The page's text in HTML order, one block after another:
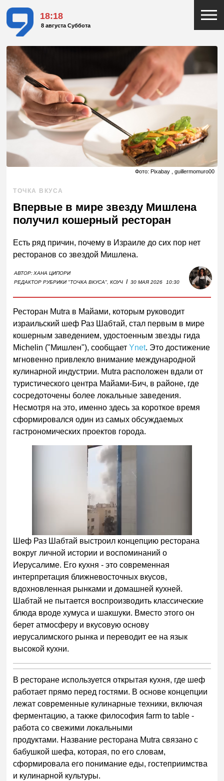
18:19
8 августа Суббота
Фото: Pixabay , guillermomuro00
ТОЧКА ВКУСА
Впервые в мире звезду Мишлена
получил кошерный ресторан
Есть ряд причин, почему в Израиле до сих пор нет
ресторанов со звездой Мишлена.
АВТОР: ХАНА ЦИПОРИ
РЕДАКТОР РУБРИКИ "ТОЧКА ВКУСА", КОУЧ I 30 МАЯ 2026 10:30
Ресторан Mutra в Майами, которым руководит
израильский шеф Раз Шабтай, стал первым в мире
кошерным заведением, удостоенным звезды гида
Michelin ("Мишлен"), сообщаетYnet. Это достижение
мгновенно привлекло внимание международной
кулинарной индустрии. Mutra расположен вдали от
туристического центра Майами-Бич, в районе, где
сосредоточены более локальные заведения.
Несмотря на это, именно здесь за короткое время
сформировался один из самых обсуждаемых
гастрономических проектов города.
Шеф Раз Шабтай выстроил концепцию ресторана
вокруг личной истории и воспоминаний о
Иерусалиме. Его кухня - это современная
интерпретация ближневосточных вкусов,
вдохновленная рынками и домашней кухней.
Шабтай не пытается воспроизводить классические
блюда вроде хумуса и шакшуки. Вместо этого он
берет атмосферу и вкусовую основу
иерусалимского рынка и переводит ее на язык
высокой кухни.
В ресторане используется открытая кухня, где шеф
работает прямо перед гостями. В основе концепции
лежат современные кулинарные техники, включая
ферментацию, а также философия farm to table -
работа со свежими локальными
продуктами. Название ресторана Mutra связано с
бабушкой шефа, которая, по его словам,
сформировала его понимание еды, гостеприимства
и кулинарной культуры.